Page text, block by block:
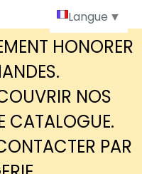
HONORER
NOS
CATALOGUE.
PAR
Langue ▼